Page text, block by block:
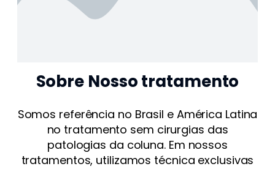
Sobre Nosso tratamento
Somos referência no Brasil e América Latina
no tratamento sem cirurgias das
patologias da coluna. Em nossos
tratamentos, utilizamos técnica exclusivas